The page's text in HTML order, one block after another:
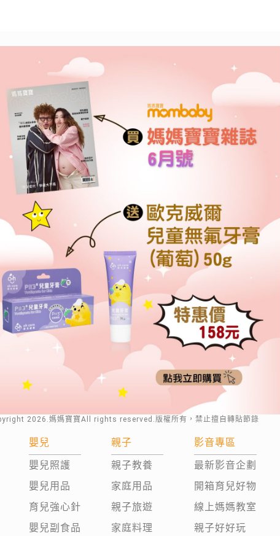
2026 .媽媽寶寶All rights reserved.版權所有，禁止擅自轉貼節錄
嬰兒
嬰兒照護
嬰兒用品
育兒強心針
嬰兒副食品
親子
親子教養
家庭用品
親子旅遊
家庭料理
影音專區
最新影音企劃
開箱育兒好物
線上媽媽教室
親子好好玩